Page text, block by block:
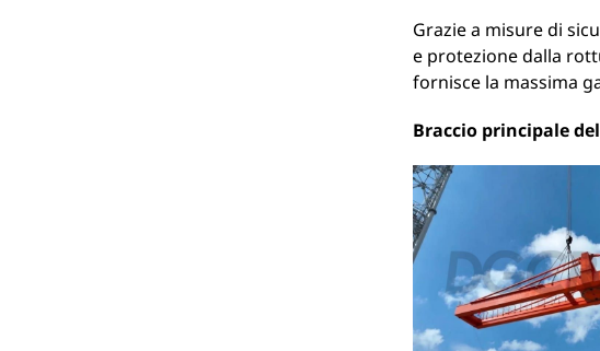
Grazie a misure di
e protezione dalla
fornisce la massima
Braccio principale